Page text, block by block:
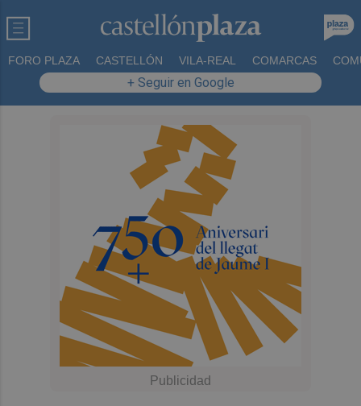
FORO PLAZA CASTELLÓN VILA-REAL COMARCAS
+ Seguir en Google